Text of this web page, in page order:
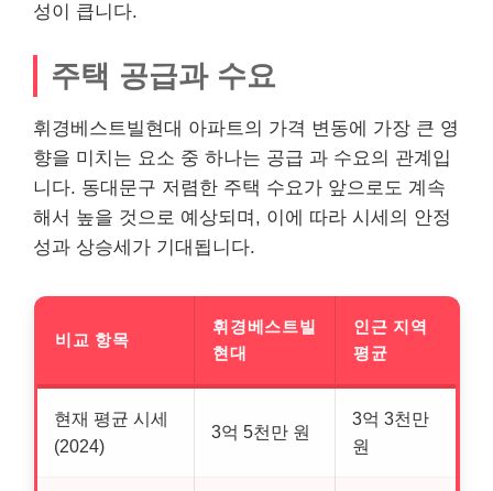
성이 큽니다.
주택 공급과 수요
휘경베스트빌현대 아파트의 가격 변동에 가장 큰 영
향을 미치는 요소 중 하나는 공급 과 수요의 관계입
니다. 동대문구 저렴한 주택 수요가 앞으로도 계속
해서 높을 것으로 예상되며, 이에 따라 시세의 안정
성과 상승세가 기대됩니다.
비교 항목
휘경베스트빌
현대
인근 지역
평균
현재 평균 시세
(2024)
3억 5천만 원
3억 3천만
원